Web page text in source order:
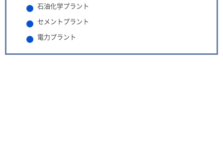
石油化学プラント
セメントプラント
電力プラント